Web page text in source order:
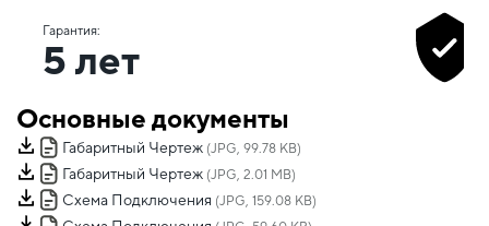
Гарантия:
5 лет
Основные документы
Габаритный Чертеж (JPG, 99.78 KB)
Габаритный Чертеж (JPG, 2.01 MB)
Схема Подключения (JPG, 159.08 KB)